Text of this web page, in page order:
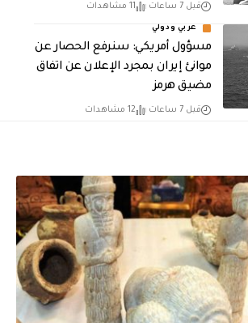
قبل 7 ساعات 11 مشاهدات
عربي ودولي
مسؤول أمريكي: سنرفع الحصار عن
موانئ إيران بمجرد الإعلان عن اتفاق
مضيق هرمز
قبل 7 ساعات 12 مشاهدات